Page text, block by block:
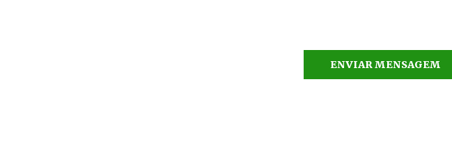
ENVIAR MENSAGEM